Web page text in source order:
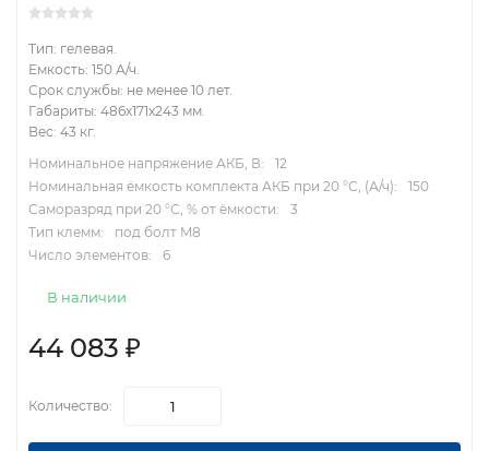
Тип: гелевая.
Емкость: 150 А/ч.
Срок службы: не менее 10 лет.
Габариты: 486x171x243 мм.
Вес: 43 кг.
Номинальное напряжение АКБ, В:
12
Номинальная ёмкость комплекта АКБ при 20 °С, (А/ч):
150
Саморазряд при 20 °С, % от ёмкости:
3
Тип клемм:
под болт M8
Число элементов:
6
В наличии
44 083 ₽
Количество: